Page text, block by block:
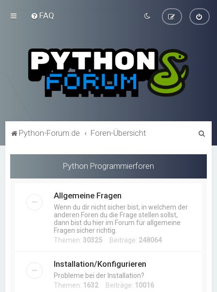
FAQ
Python-Forum.de Foren-Übersicht
Python Programmierforen
Allgemeine Fragen
Wenn du dir nicht sicher bist, in welchem der
anderen Foren du die Frage stellen sollst,
dann bist du hier im Forum für allgemeine
Fragen sicher richtig.
Themen: 30325 Beiträge: 248064
Installation/Konfigurieren
Probleme bei der Installation?
Themen: 1632Beiträge: 10016